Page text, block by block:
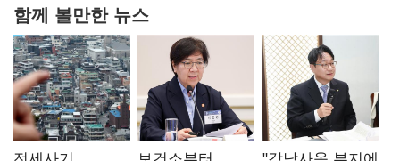
함께 볼만한 뉴스